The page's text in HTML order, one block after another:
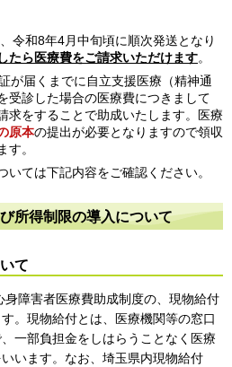
令和8年4月中旬頃に順次発送となり
たら医療費をご請求いただけます。
が届くまでに自立支援医療（精神通
受診した場合の医療費につきまして
求をすることで助成いたします。医療
原本の提出が必要となりますので領収
す。
いては下記内容をご確認ください。
所得制限の導入について
て
障害者医療費助成制度の、現物給付
。現物給付とは、医療機関等の窓口
一部負担金をしはらうことなく医療
います。なお、埼玉県内現物給付